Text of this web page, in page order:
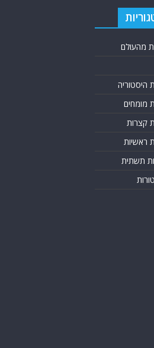
מהעולם
היסטוריה
מומחים
קצרות
ראשיות
תשתית